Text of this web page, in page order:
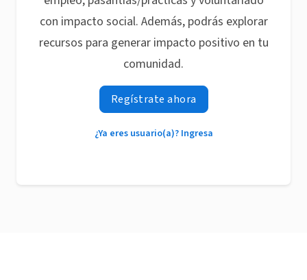
con impacto social. Además, podrás explorar
recursos para generar impacto positivo en tu
comunidad.
Regístrate ahora
¿Ya eres usuario(a)? Ingresa